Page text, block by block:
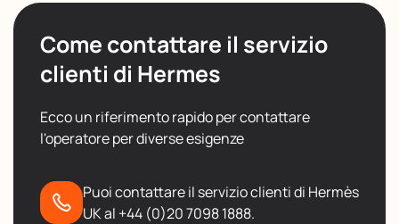
Come contattare il servizio
clienti di Hermes
Ecco un riferimento rapido per contattare
l'operatore per diverse esigenze
Puoi contattare il servizio clienti di Hermès
UK al +44 (0)20 7098 1888.